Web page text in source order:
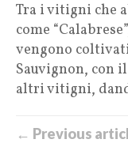
Tra i vitigni che
come
vengono
Sauvignon, con
altri vitigni,
← Previous